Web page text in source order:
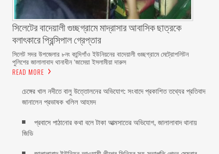
সিলেটের বাদেয়ালী গুচ্ছগ্রামে মাদ্রাসার আবাসিক ছাত্রকে
বলাৎকারে প্রিন্সিপাল গ্রেপ্তার ‎
সিলেট সদর উপজেলার ৮নং কান্দিগাঁও ইউনিয়নের বাদেয়ালী গুচ্ছগ্রামে মেট্রোপলিটন
পুলিশের জালালাবাদ থানাধীন ‘জামেয়া ইসলামীয়া দারুস
READ MORE
চেঙ্গের খাল নদীতে বালু উত্তোলনের অভিযোগ: সংবাদে প্রকাশিত তথ্যের প্রতিবাদ
জানালেন প্রভাষক খলিল আহমদ
প্রবাসে পাঠানোর কথা বলে টাকা আত্মসাতের অভিযোগ, জালালাবাদ থানায়
জিডি ‎